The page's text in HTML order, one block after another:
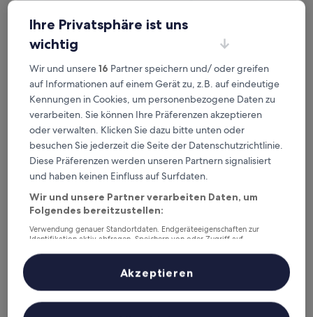
TRYP by Wyndham Porto Expo Hotel
TRYP by Wyndham Porto Expo Hotel
4.0-
Sterne-
Unterkunft
Leça da Palmeira, 3,1 km von Station Custoias entfernt
8.4
von
10,
Sehr
gut,
(404
Bewertungen)
8,4/10 Sehr gut (404 Bewertungen)
Preis
beträgt
120 €
1. Sept.–2. Sept.
Sea Porto Hotel
Ihre Privatsphäre ist uns
wichtig
Wir und unsere16 Partner speichern und/ oder greifen
auf Informationen auf einem Gerät zu, z.B. auf eindeutige
Kennungen in Cookies, um personenbezogene Daten zu
verarbeiten. Sie können Ihre Präferenzen akzeptieren
oder verwalten. Klicken Sie dazu bitte unten oder
besuchen Sie jederzeit die Seite der Datenschutzrichtlinie.
Diese Präferenzen werden unseren Partnern signalisiert
und haben keinen Einfluss auf Surfdaten.
Wir und unsere Partner verarbeiten Daten, um
Folgendes bereitzustellen:
Verwendung genauer Standortdaten. Endgeräteeigenschaften zur
Identifikation aktiv abfragen. Speichern von oder Zugriff auf
Inhalte, Messung von Werbeleistung und der Performance von Inhalten,
Zielgruppenforschung sowie Entwicklung und Verbesserung von
Liste der Partner (Lieferanten)
Akzeptieren